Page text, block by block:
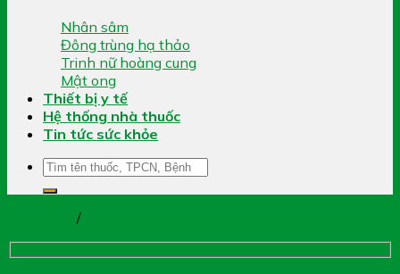
Nhân sâm
Đông trùng hạ thảo
Trinh nữ hoàng cung
Mật ong
Thiết bị y tế
Hệ thống nhà thuốc
Tin tức sức khỏe
Tìm
kiếm:
/